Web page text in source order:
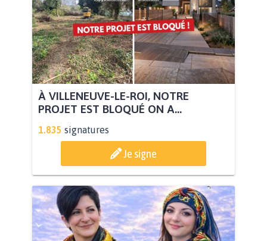
À VILLENEUVE-LE-ROI, NOTRE
PROJET EST BLOQUÉ ON A...
1.835 signatures
Je signe